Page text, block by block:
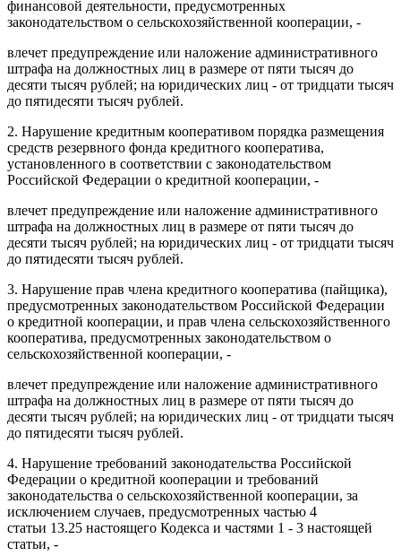
финансовой деятельности, предусмотренных
законодательством о сельскохозяйственной кооперации, -
влечет предупреждение или наложение административного
штрафа на должностных лиц в размере от пяти тысяч до
десяти тысяч рублей; на юридических лиц - от тридцати тысяч
до пятидесяти тысяч рублей.
2. Нарушение кредитным кооперативом порядка размещения
средств резервного фонда кредитного кооператива,
установленного в соответствии с законодательством
Российской Федерации о кредитной кооперации, -
влечет предупреждение или наложение административного
штрафа на должностных лиц в размере от пяти тысяч до
десяти тысяч рублей; на юридических лиц - от тридцати тысяч
до пятидесяти тысяч рублей.
3. Нарушение прав члена кредитного кооператива (пайщика),
предусмотренных законодательством Российской Федерации
о кредитной кооперации, и прав члена сельскохозяйственного
кооператива, предусмотренных законодательством о
сельскохозяйственной кооперации, -
влечет предупреждение или наложение административного
штрафа на должностных лиц в размере от пяти тысяч до
десяти тысяч рублей; на юридических лиц - от тридцати тысяч
до пятидесяти тысяч рублей.
4. Нарушение требований законодательства Российской
Федерации о кредитной кооперации и требований
законодательства о сельскохозяйственной кооперации, за
исключением случаев, предусмотренных частью 4
статьи 13.25 настоящего Кодекса и частями 1 - 3 настоящей
статьи, -